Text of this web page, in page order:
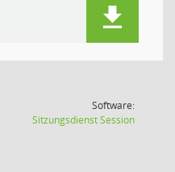
Software:
SitzungsdienstSession(Wird in